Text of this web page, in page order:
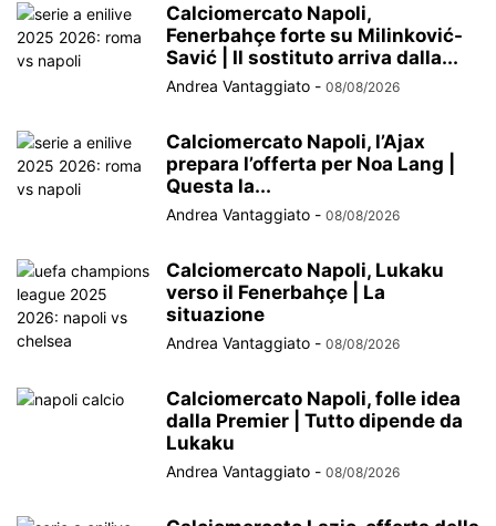
Calciomercato Napoli,
Fenerbahçe forte su Milinković-
Savić | Il sostituto arriva dalla...
Andrea Vantaggiato - 08/08/2026
Calciomercato Napoli, l’Ajax
prepara l’offerta per Noa Lang |
Questa la...
Andrea Vantaggiato - 08/08/2026
Calciomercato Napoli, Lukaku
verso il Fenerbahçe | La
situazione
Andrea Vantaggiato - 08/08/2026
Calciomercato Napoli, folle idea
dalla Premier | Tutto dipende da
Lukaku
Andrea Vantaggiato - 08/08/2026